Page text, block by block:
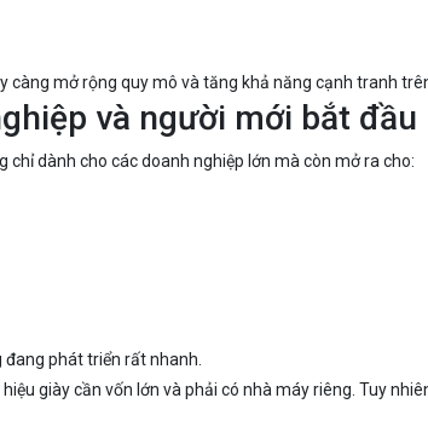
càng mở rộng quy mô và tăng khả năng cạnh tranh
và người mới bắt đầu
dành cho các doanh nghiệp lớn mà còn mở ra cho:
phát triển rất nhanh.
giày cần vốn lớn và phải có nhà máy riêng. Tuy